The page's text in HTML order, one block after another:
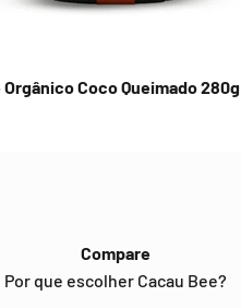
Orgânico Coco Queimado 280g
Compare
Por que escolher Cacau Bee?